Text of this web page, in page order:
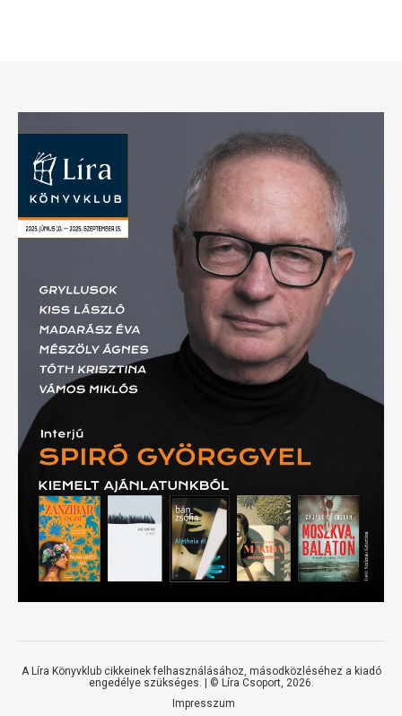
A Líra Könyvklub cikkeinek felhasználásához, másodközléséhez a kiadó
engedélye szükséges. | © Líra Csoport, 2026.
Impresszum